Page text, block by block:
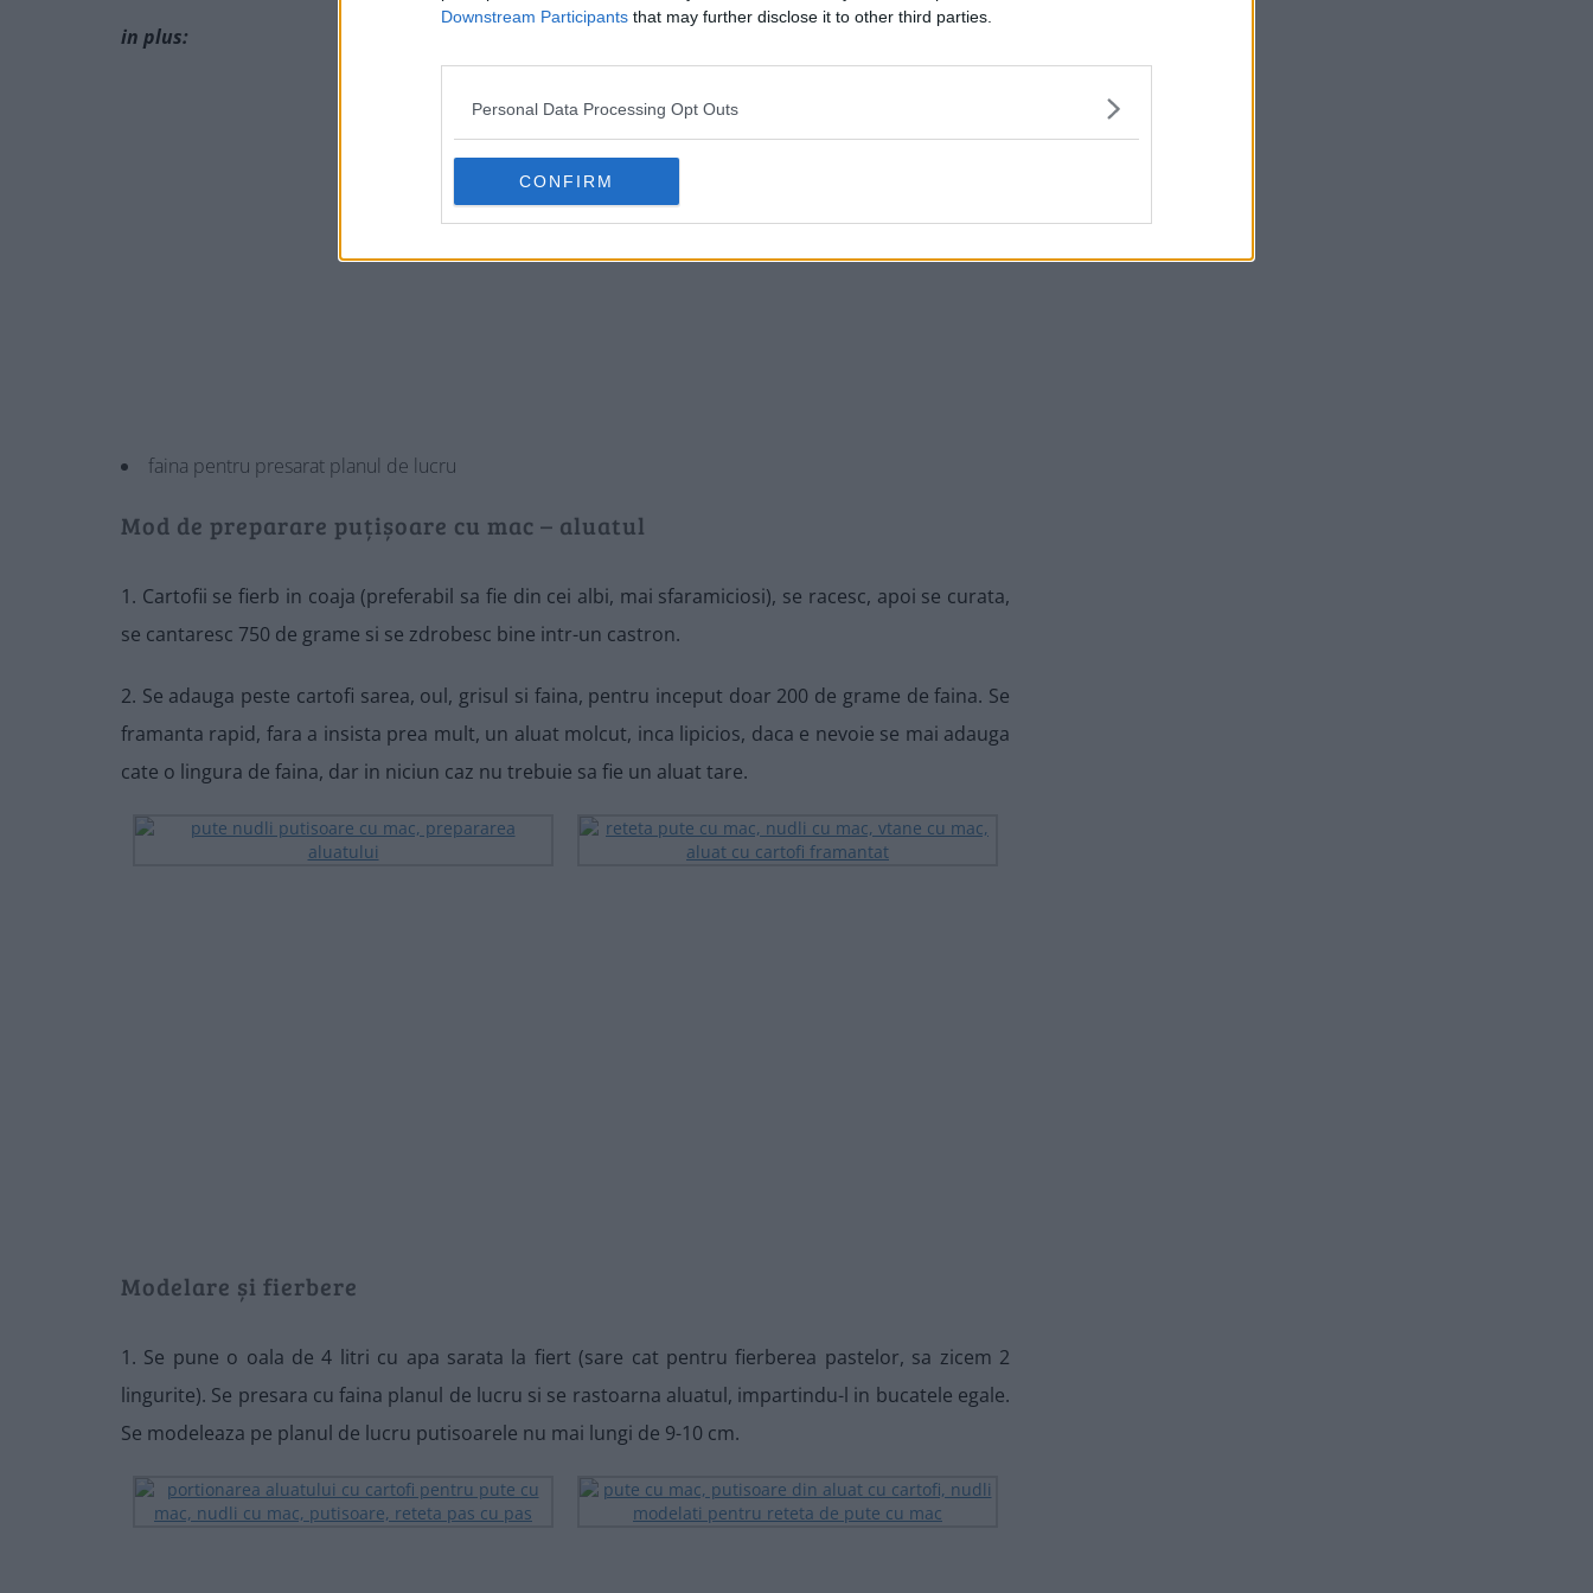
Downstream Participants that may further disclose it to other third parties.
Personal Data Processing Opt Outs
CONFIRM
in plus:
faina pentru presarat planul de lucru
Mod de preparare puțișoare cu mac – aluatul
1. Cartofii se fierb in coaja (preferabil sa fie din cei albi, mai sfaramiciosi), se racesc, apoi se curata,
se cantaresc 750 de grame si se zdrobesc bine intr-un castron.
2. Se adauga peste cartofi sarea, oul, grisul si faina, pentru inceput doar 200 de grame de faina. Se
framanta rapid, fara a insista prea mult, un aluat molcut, inca lipicios, daca e nevoie se mai adauga
cate o lingura de faina, dar in niciun caz nu trebuie sa fie un aluat tare.
Modelare și fierbere
1. Se pune o oala de 4 litri cu apa sarata la fiert (sare cat pentru fierberea pastelor, sa zicem 2
lingurite). Se presara cu faina planul de lucru si se rastoarna aluatul, impartindu-l in bucatele egale.
Se modeleaza pe planul de lucru putisoarele nu mai lungi de 9-10 cm.